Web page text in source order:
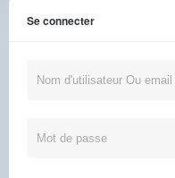
Se connecter